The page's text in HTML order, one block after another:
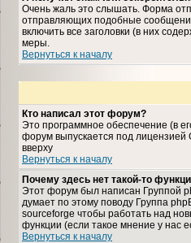
Очень жаль это слышать. Форма
отправляющих подобные
включить все заголовки (в них
меры.
Вернуться к началу
Кто написал этот форум?
Это программное обеспечение (в
форум выпускается под лицензией
вверху
Вернуться к началу
Почему здесь нет такой-то
Этот форум был написан Группой
думает по этому поводу Группа
sourceforge чтобы работать над
функции (если такое мнение у нас
Вернуться к началу